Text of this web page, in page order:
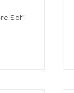
Seti